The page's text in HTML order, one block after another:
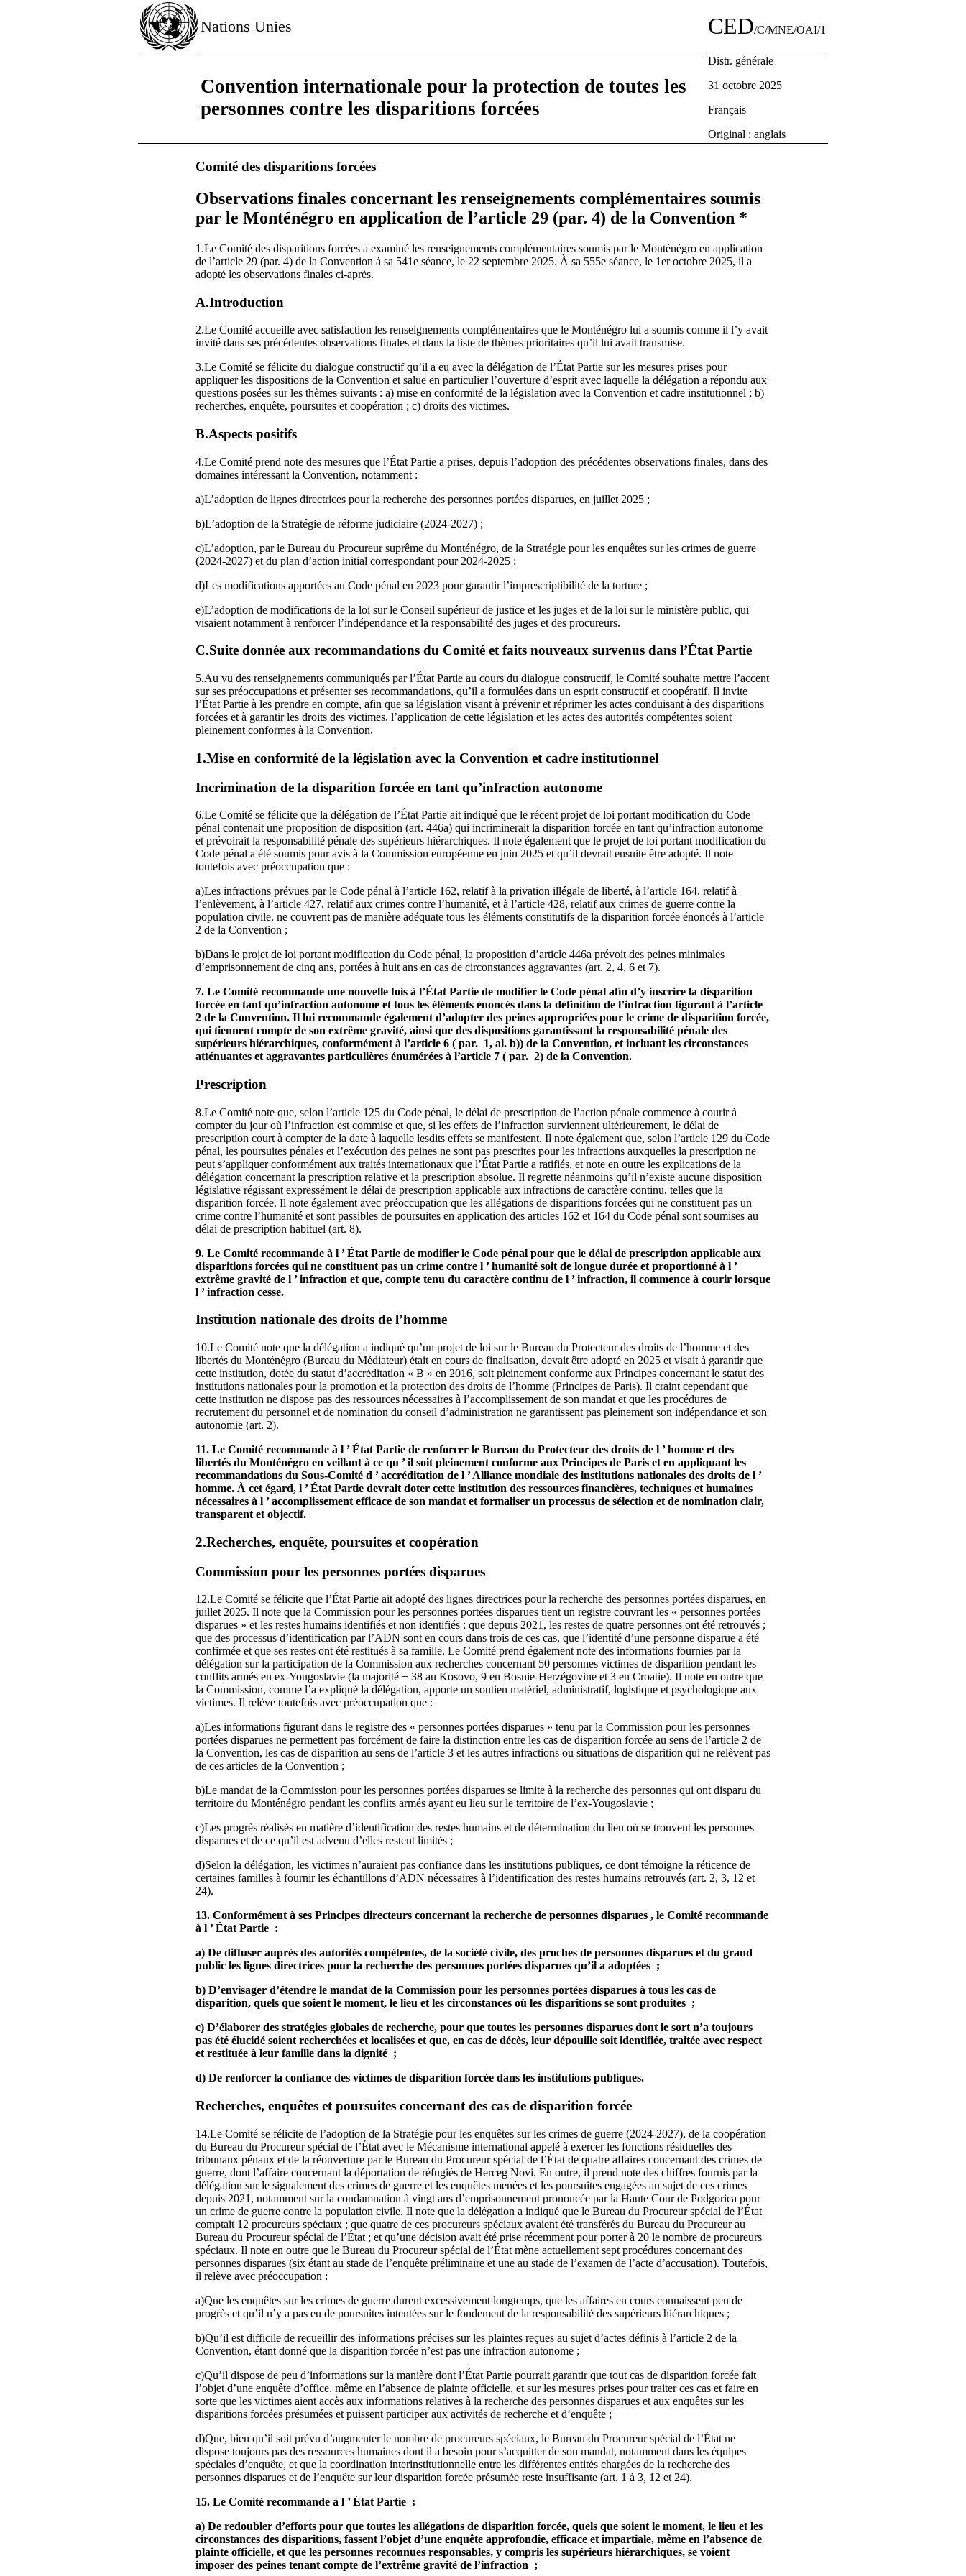
Nations Unies CED/C/MNE/OAI/1
Convention internationale pour la protection de toutes les
personnes contre les disparitions forcées
Distr. générale
31 octobre 2025
Français
Original : anglais
Comité des disparitions forcées
Observations finales concernant les renseignements complémentaires soumis
par le Monténégro en application de l’article 29 (par. 4) de la Convention *
1.Le Comité des disparitions forcées a examiné les renseignements complémentaires soumis par le Monténégro en application
de l’article 29 (par. 4) de la Convention à sa 541e séance, le 22 septembre 2025. À sa 555e séance, le 1er octobre 2025, il a
adopté les observations finales ci-après.
A.Introduction
2.Le Comité accueille avec satisfaction les renseignements complémentaires que le Monténégro lui a soumis comme il l’y avait
invité dans ses précédentes observations finales et dans la liste de thèmes prioritaires qu’il lui avait transmise.
3.Le Comité se félicite du dialogue constructif qu’il a eu avec la délégation de l’État Partie sur les mesures prises pour
appliquer les dispositions de la Convention et salue en particulier l’ouverture d’esprit avec laquelle la délégation a répondu aux
questions posées sur les thèmes suivants : a) mise en conformité de la législation avec la Convention et cadre institutionnel ; b)
recherches, enquête, poursuites et coopération ; c) droits des victimes.
B.Aspects positifs
4.Le Comité prend note des mesures que l’État Partie a prises, depuis l’adoption des précédentes observations finales, dans des
domaines intéressant la Convention, notamment :
a)L’adoption de lignes directrices pour la recherche des personnes portées disparues, en juillet 2025 ;
b)L’adoption de la Stratégie de réforme judiciaire (2024-2027) ;
c)L’adoption, par le Bureau du Procureur suprême du Monténégro, de la Stratégie pour les enquêtes sur les crimes de guerre
(2024-2027) et du plan d’action initial correspondant pour 2024-2025 ;
d)Les modifications apportées au Code pénal en 2023 pour garantir l’imprescriptibilité de la torture ;
e)L’adoption de modifications de la loi sur le Conseil supérieur de justice et les juges et de la loi sur le ministère public, qui
visaient notamment à renforcer l’indépendance et la responsabilité des juges et des procureurs.
C.Suite donnée aux recommandations du Comité et faits nouveaux survenus dans l’État Partie
5.Au vu des renseignements communiqués par l’État Partie au cours du dialogue constructif, le Comité souhaite mettre l’accent
sur ses préoccupations et présenter ses recommandations, qu’il a formulées dans un esprit constructif et coopératif. Il invite
l’État Partie à les prendre en compte, afin que sa législation visant à prévenir et réprimer les actes conduisant à des disparitions
forcées et à garantir les droits des victimes, l’application de cette législation et les actes des autorités compétentes soient
pleinement conformes à la Convention.
1.Mise en conformité de la législation avec la Convention et cadre institutionnel
Incrimination de la disparition forcée en tant qu’infraction autonome
6.Le Comité se félicite que la délégation de l’État Partie ait indiqué que le récent projet de loi portant modification du Code
pénal contenait une proposition de disposition (art. 446a) qui incriminerait la disparition forcée en tant qu’infraction autonome
et prévoirait la responsabilité pénale des supérieurs hiérarchiques. Il note également que le projet de loi portant modification du
Code pénal a été soumis pour avis à la Commission européenne en juin 2025 et qu’il devrait ensuite être adopté. Il note
toutefois avec préoccupation que :
a)Les infractions prévues par le Code pénal à l’article 162, relatif à la privation illégale de liberté, à l’article 164, relatif à
l’enlèvement, à l’article 427, relatif aux crimes contre l’humanité, et à l’article 428, relatif aux crimes de guerre contre la
population civile, ne couvrent pas de manière adéquate tous les éléments constitutifs de la disparition forcée énoncés à l’article
2 de la Convention ;
b)Dans le projet de loi portant modification du Code pénal, la proposition d’article 446a prévoit des peines minimales
d’emprisonnement de cinq ans, portées à huit ans en cas de circonstances aggravantes (art. 2, 4, 6 et 7).
7. Le Comité recommande une nouvelle fois à l’État Partie de modifier le Code pénal afin d’y inscrire la disparition
forcée en tant qu’infraction autonome et tous les éléments énoncés dans la définition de l’infraction figurant à l’article
2 de la Convention. Il lui recommande également d’adopter des peines appropriées pour le crime de disparition forcée,
qui tiennent compte de son extrême gravité, ainsi que des dispositions garantissant la responsabilité pénale des
supérieurs hiérarchiques, conformément à l’article 6 ( par. 1, al. b)) de la Convention, et incluant les circonstances
atténuantes et aggravantes particulières énumérées à l’article 7 ( par. 2) de la Convention.
Prescription
8.Le Comité note que, selon l’article 125 du Code pénal, le délai de prescription de l’action pénale commence à courir à
compter du jour où l’infraction est commise et que, si les effets de l’infraction surviennent ultérieurement, le délai de
prescription court à compter de la date à laquelle lesdits effets se manifestent. Il note également que, selon l’article 129 du Code
pénal, les poursuites pénales et l’exécution des peines ne sont pas prescrites pour les infractions auxquelles la prescription ne
peut s’appliquer conformément aux traités internationaux que l’État Partie a ratifiés, et note en outre les explications de la
délégation concernant la prescription relative et la prescription absolue. Il regrette néanmoins qu’il n’existe aucune disposition
législative régissant expressément le délai de prescription applicable aux infractions de caractère continu, telles que la
disparition forcée. Il note également avec préoccupation que les allégations de disparitions forcées qui ne constituent pas un
crime contre l’humanité et sont passibles de poursuites en application des articles 162 et 164 du Code pénal sont soumises au
délai de prescription habituel (art. 8).
9. Le Comité recommande à l ’ État Partie de modifier le Code pénal pour que le délai de prescription applicable aux
disparitions forcées qui ne constituent pas un crime contre l ’ humanité soit de longue durée et proportionné à l ’
extrême gravité de l ’ infraction et que, compte tenu du caractère continu de l ’ infraction, il commence à courir lorsque
l ’ infraction cesse.
Institution nationale des droits de l’homme
10.Le Comité note que la délégation a indiqué qu’un projet de loi sur le Bureau du Protecteur des droits de l’homme et des
libertés du Monténégro (Bureau du Médiateur) était en cours de finalisation, devait être adopté en 2025 et visait à garantir que
cette institution, dotée du statut d’accréditation « B » en 2016, soit pleinement conforme aux Principes concernant le statut des
institutions nationales pour la promotion et la protection des droits de l’homme (Principes de Paris). Il craint cependant que
cette institution ne dispose pas des ressources nécessaires à l’accomplissement de son mandat et que les procédures de
recrutement du personnel et de nomination du conseil d’administration ne garantissent pas pleinement son indépendance et son
autonomie (art. 2).
11. Le Comité recommande à l ’ État Partie de renforcer le Bureau du Protecteur des droits de l ’ homme et des
libertés du Monténégro en veillant à ce qu ’ il soit pleinement conforme aux Principes de Paris et en appliquant les
recommandations du Sous-Comité d ’ accréditation de l ’ Alliance mondiale des institutions nationales des droits de l ’
homme. À cet égard, l ’ État Partie devrait doter cette institution des ressources financières, techniques et humaines
nécessaires à l ’ accomplissement efficace de son mandat et formaliser un processus de sélection et de nomination clair,
transparent et objectif.
2.Recherches, enquête, poursuites et coopération
Commission pour les personnes portées disparues
12.Le Comité se félicite que l’État Partie ait adopté des lignes directrices pour la recherche des personnes portées disparues, en
juillet 2025. Il note que la Commission pour les personnes portées disparues tient un registre couvrant les « personnes portées
disparues » et les restes humains identifiés et non identifiés ; que depuis 2021, les restes de quatre personnes ont été retrouvés ;
que des processus d’identification par l’ADN sont en cours dans trois de ces cas, que l’identité d’une personne disparue a été
confirmée et que ses restes ont été restitués à sa famille. Le Comité prend également note des informations fournies par la
délégation sur la participation de la Commission aux recherches concernant 50 personnes victimes de disparition pendant les
conflits armés en ex-Yougoslavie (la majorité − 38 au Kosovo, 9 en Bosnie-Herzégovine et 3 en Croatie). Il note en outre que
la Commission, comme l’a expliqué la délégation, apporte un soutien matériel, administratif, logistique et psychologique aux
victimes. Il relève toutefois avec préoccupation que :
a)Les informations figurant dans le registre des « personnes portées disparues » tenu par la Commission pour les personnes
portées disparues ne permettent pas forcément de faire la distinction entre les cas de disparition forcée au sens de l’article 2 de
la Convention, les cas de disparition au sens de l’article 3 et les autres infractions ou situations de disparition qui ne relèvent pas
de ces articles de la Convention ;
b)Le mandat de la Commission pour les personnes portées disparues se limite à la recherche des personnes qui ont disparu du
territoire du Monténégro pendant les conflits armés ayant eu lieu sur le territoire de l’ex-Yougoslavie ;
c)Les progrès réalisés en matière d’identification des restes humains et de détermination du lieu où se trouvent les personnes
disparues et de ce qu’il est advenu d’elles restent limités ;
d)Selon la délégation, les victimes n’auraient pas confiance dans les institutions publiques, ce dont témoigne la réticence de
certaines familles à fournir les échantillons d’ADN nécessaires à l’identification des restes humains retrouvés (art. 2, 3, 12 et
24).
13. Conformément à ses Principes directeurs concernant la recherche de personnes disparues , le Comité recommande
à l ’ État Partie :
a) De diffuser auprès des autorités compétentes, de la société civile, des proches de personnes disparues et du grand
public les lignes directrices pour la recherche des personnes portées disparues qu’il a adoptées ;
b) D’envisager d’étendre le mandat de la Commission pour les personnes portées disparues à tous les cas de
disparition, quels que soient le moment, le lieu et les circonstances où les disparitions se sont produites ;
c) D’élaborer des stratégies globales de recherche, pour que toutes les personnes disparues dont le sort n’a toujours
pas été élucidé soient recherchées et localisées et que, en cas de décès, leur dépouille soit identifiée, traitée avec respect
et restituée à leur famille dans la dignité ;
d) De renforcer la confiance des victimes de disparition forcée dans les institutions publiques.
Recherches, enquêtes et poursuites concernant des cas de disparition forcée
14.Le Comité se félicite de l’adoption de la Stratégie pour les enquêtes sur les crimes de guerre (2024-2027), de la coopération
du Bureau du Procureur spécial de l’État avec le Mécanisme international appelé à exercer les fonctions résiduelles des
tribunaux pénaux et de la réouverture par le Bureau du Procureur spécial de l’État de quatre affaires concernant des crimes de
guerre, dont l’affaire concernant la déportation de réfugiés de Herceg Novi. En outre, il prend note des chiffres fournis par la
délégation sur le signalement des crimes de guerre et les enquêtes menées et les poursuites engagées au sujet de ces crimes
depuis 2021, notamment sur la condamnation à vingt ans d’emprisonnement prononcée par la Haute Cour de Podgorica pour
un crime de guerre contre la population civile. Il note que la délégation a indiqué que le Bureau du Procureur spécial de l’État
comptait 12 procureurs spéciaux ; que quatre de ces procureurs spéciaux avaient été transférés du Bureau du Procureur au
Bureau du Procureur spécial de l’État ; et qu’une décision avait été prise récemment pour porter à 20 le nombre de procureurs
spéciaux. Il note en outre que le Bureau du Procureur spécial de l’État mène actuellement sept procédures concernant des
personnes disparues (six étant au stade de l’enquête préliminaire et une au stade de l’examen de l’acte d’accusation). Toutefois,
il relève avec préoccupation :
a)Que les enquêtes sur les crimes de guerre durent excessivement longtemps, que les affaires en cours connaissent peu de
progrès et qu’il n’y a pas eu de poursuites intentées sur le fondement de la responsabilité des supérieurs hiérarchiques ;
b)Qu’il est difficile de recueillir des informations précises sur les plaintes reçues au sujet d’actes définis à l’article 2 de la
Convention, étant donné que la disparition forcée n’est pas une infraction autonome ;
c)Qu’il dispose de peu d’informations sur la manière dont l’État Partie pourrait garantir que tout cas de disparition forcée fait
l’objet d’une enquête d’office, même en l’absence de plainte officielle, et sur les mesures prises pour traiter ces cas et faire en
sorte que les victimes aient accès aux informations relatives à la recherche des personnes disparues et aux enquêtes sur les
disparitions forcées présumées et puissent participer aux activités de recherche et d’enquête ;
d)Que, bien qu’il soit prévu d’augmenter le nombre de procureurs spéciaux, le Bureau du Procureur spécial de l’État ne
dispose toujours pas des ressources humaines dont il a besoin pour s’acquitter de son mandat, notamment dans les équipes
spéciales d’enquête, et que la coordination interinstitutionnelle entre les différentes entités chargées de la recherche des
personnes disparues et de l’enquête sur leur disparition forcée présumée reste insuffisante (art. 1 à 3, 12 et 24).
15. Le Comité recommande à l ’ État Partie :
a) De redoubler d’efforts pour que toutes les allégations de disparition forcée, quels que soient le moment, le lieu et les
circonstances des disparitions, fassent l’objet d’une enquête approfondie, efficace et impartiale, même en l’absence de
plainte officielle, et que les personnes reconnues responsables, y compris les supérieurs hiérarchiques, se voient
imposer des peines tenant compte de l’extrême gravité de l’infraction ;